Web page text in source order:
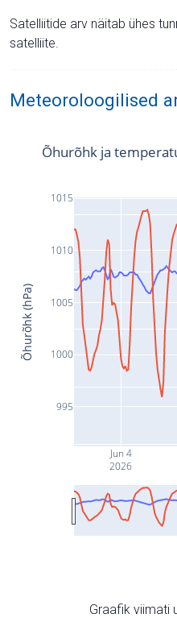
Satelliitide arv näitab ühes
satelliite.
Meteoroloogilised
Jun 4
2026
995
1000
1005
1010
1015
Õhurõhk ja
Õhurõhk (hPa)
Graafik viimati